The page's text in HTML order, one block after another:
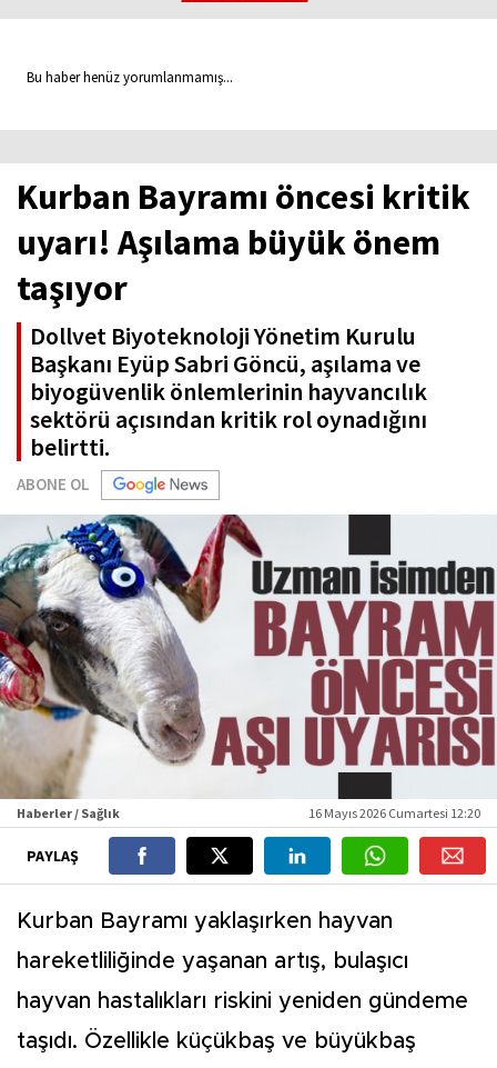
Bu haber henüz yorumlanmamış...
Kurban Bayramı öncesi kritik
uyarı! Aşılama büyük önem
taşıyor
Dollvet Biyoteknoloji Yönetim Kurulu
Başkanı Eyüp Sabri Göncü, aşılama ve
biyogüvenlik önlemlerinin hayvancılık
sektörü açısından kritik rol oynadığını
belirtti.
ABONE OL
Haberler / Sağlık 16 Mayıs 2026 Cumartesi 12:20
PAYLAŞ
Kurban Bayramı yaklaşırken hayvan
hareketliliğinde yaşanan artış, bulaşıcı
hayvan hastalıkları riskini yeniden gündeme
taşıdı. Özellikle küçükbaş ve büyükbaş